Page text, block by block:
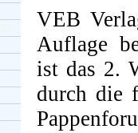
VEB
Auflage
ist das 2.
durch die